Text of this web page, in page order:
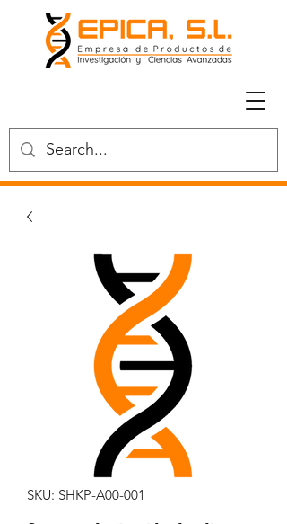
SKU: SHKP-A00-001